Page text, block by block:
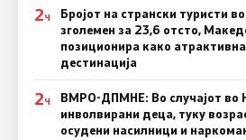
2Ч
Бројот на странски туристи
зголемен за 23,6 отсто,
позиционира како
дестинација
2Ч
ВМРО-ДПМНЕ: Во случајот во
инволвирани деца, туку
осудени насилници и